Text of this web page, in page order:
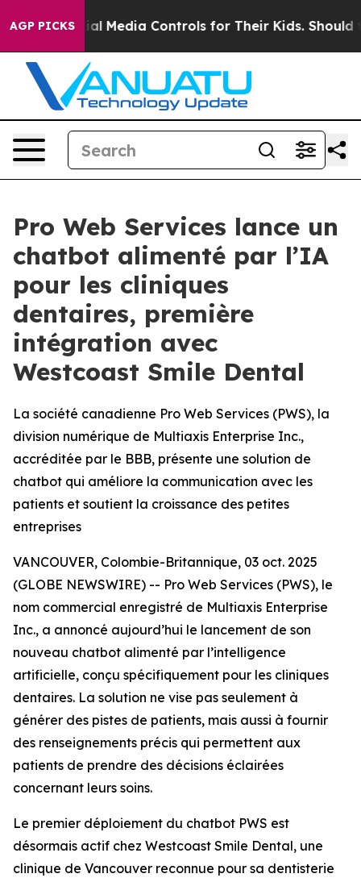
AGP PICKS
Social Media Controls for Their Kids. Should the
Pro Web Services lance un
chatbot alimenté par l’IA
pour les cliniques
dentaires, première
intégration avec
Westcoast Smile Dental
La société canadienne Pro Web Services (PWS), la
division numérique de Multiaxis Enterprise Inc.,
accréditée par le BBB, présente une solution de
chatbot qui améliore la communication avec les
patients et soutient la croissance des petites
entreprises
VANCOUVER, Colombie-Britannique, 03 oct. 2025
(GLOBE NEWSWIRE) -- Pro Web Services (PWS), le
nom commercial enregistré de Multiaxis Enterprise
Inc., a annoncé aujourd’hui le lancement de son
nouveau chatbot alimenté par l’intelligence
artificielle, conçu spécifiquement pour les cliniques
dentaires. La solution ne vise pas seulement à
générer des pistes de patients, mais aussi à fournir
des renseignements précis qui permettent aux
patients de prendre des décisions éclairées
concernant leurs soins.
Le premier déploiement du chatbot PWS est
désormais actif chez Westcoast Smile Dental, une
clinique de Vancouver reconnue pour sa dentisterie